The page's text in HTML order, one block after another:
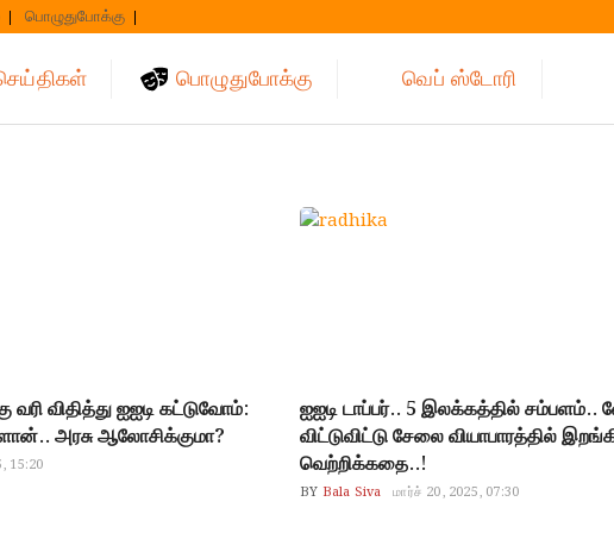
பொழுதுபோக்கு
பொழுதுபோக்கு வெப் ஸ்டோரி
வரி விதித்து ஐஐடி கட்டுவோம்:
அரசு ஆலோசிக்குமா?
15:20
ஐஐடி டாப்பர்.. 5 இலக்கத்தில்
விட்டுவிட்டு சேலை வியாபாரத்தில்
வெற்றிக்கதை..!
BY Bala Siva மார்ச் 20, 2025, 07:30